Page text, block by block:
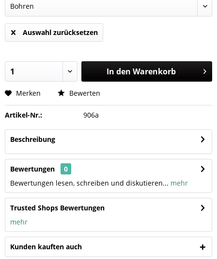
Auswahl zurücksetzen
In den Warenkorb
Merken Bewerten
Artikel-Nr.: 906a
Beschreibung
Bewertungen
0
Bewertungen lesen, schreiben und diskutieren... mehr
Trusted Shops Bewertungen
mehr
Kunden kauften auch